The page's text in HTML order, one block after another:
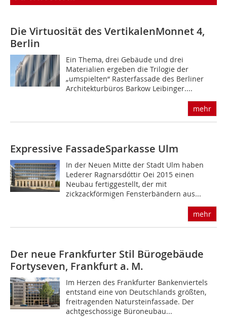
Die Virtuosität des VertikalenMonnet 4,
Berlin
Ein Thema, drei Gebäude und drei
Materialien ergeben die Trilogie der
„umspielten“ Rasterfassade des Berliner
Architekturbüros Barkow Leibinger....
mehr
Expressive FassadeSparkasse Ulm
In der Neuen Mitte der Stadt Ulm haben
Lederer Ragnarsdóttir Oei 2015 einen
Neubau fertiggestellt, der mit
zickzackförmigen Fensterbändern aus...
mehr
Der neue Frankfurter Stil Bürogebäude
Forty­seven, Frankfurt a. M.
Im Herzen des Frankfurter Bankenviertels
entstand eine von Deutschlands größten,
freitragenden Natursteinfassade. Der
achtgeschossige Büroneubau...